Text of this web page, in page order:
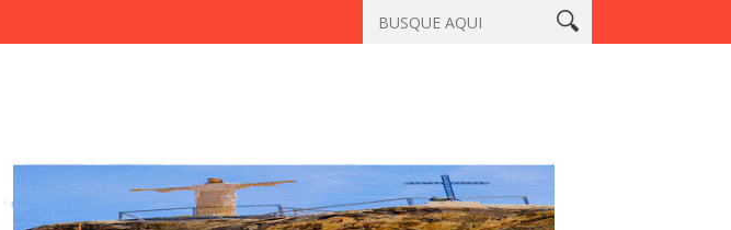
Produtores Rurais de Aracatiaçu, Sobral Vigilante é morto a tiros em laboratório no centro